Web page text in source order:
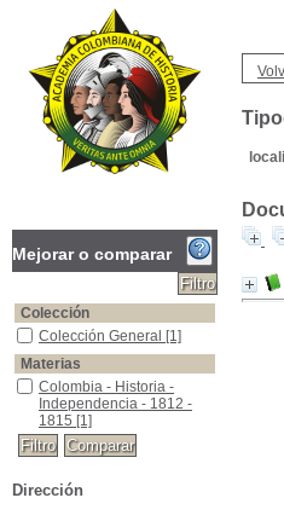
Mejorar o comparar
Colección
Colección General
Colección General [1]
Materias
Colombia - Historia - Independencia -
Colombia - Historia -
Independencia - 1812 -
1815 [1]
Dirección